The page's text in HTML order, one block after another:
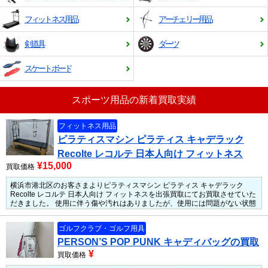
フィットネス用品 アーチェリー用品
剣道具 ダーツ
スケートボード
スポーツ用品の新着買取実績
フィットネス用品
ピラティスマシン ピラティス キャデラック
Recolte レコルテ 日本人向け フィットネス
買取価格 ¥15,000
横浜市港北区のお客さまよりピラティスマシン ピラティス キャデラック
Recolte レコルテ 日本人向け フィットネスを出張買取にてお買取させていた
だきました。
使用に伴う傷や汚れはありましたが、使用には問題がない状態
でした。人気のレコルテのピラティスだったため、しっかりとお買取させて
いただきました。
ゴルフクラブ・ゴルフ用具
PERSON’S POP PUNK キャディバッグの買取
買取価格 ¥